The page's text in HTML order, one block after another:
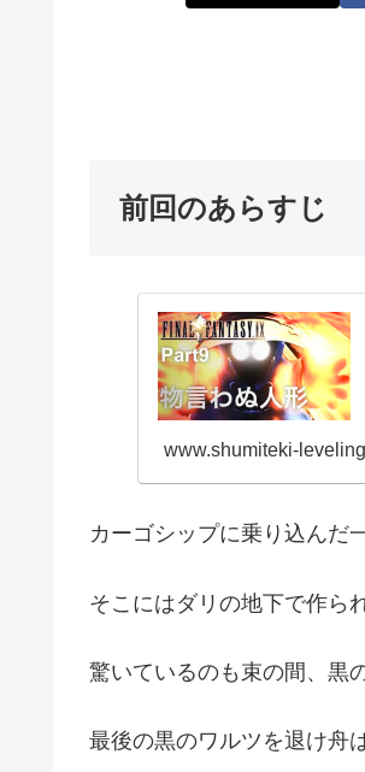
前回のあらすじ
www.shumiteki-
カーゴシップに乗り込んだ
そこにはダリの地下で作ら
驚いているのも束の間、黒
最後の黒のワルツを退け舟